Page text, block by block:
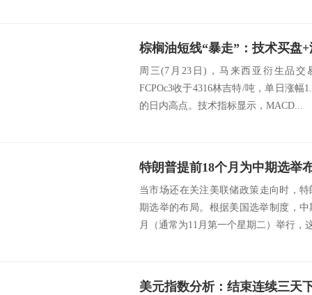
周三(7月23日)，马来西亚衍生品交
FCPOc3收于4316林吉特/吨，单日涨幅
的日内高点。技术指标显示，MACD...
当市场还在关注美联储政策走向时，
期选举的布局。根据美国选举制度，
月（通常为11月第一个星期二）举行，
美元指数分析：结束连续三天